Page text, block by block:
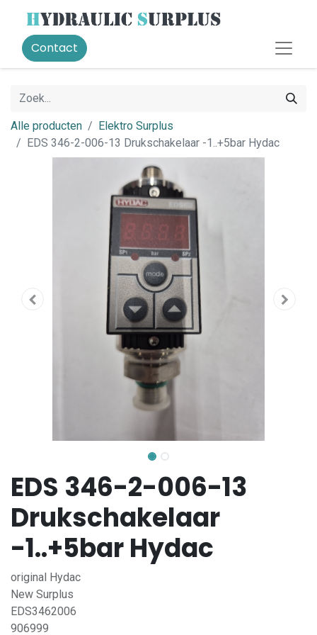
Contact
Alle producten
Elektro Surplus
EDS 346-2-006-13 Drukschakelaar -1..+5bar Hydac
EDS 346-2-006-13
Drukschakelaar
-1..+5bar Hydac
original Hydac
New Surplus
EDS3462006
906999